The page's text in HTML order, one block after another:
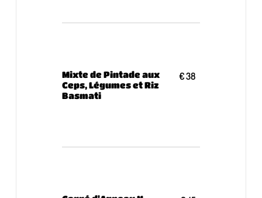
Mixte de Pintade aux
Ceps, Légumes et Riz
Basmati
€ 38